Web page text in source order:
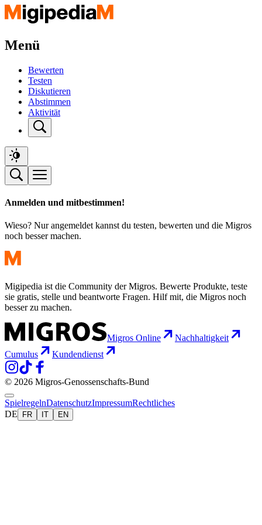
Menü
Bewerten
Testen
Diskutieren
Abstimmen
Aktivität
Anmelden und mitbestimmen!
Wieso? Nur angemeldet kannst du testen, bewerten und die Migros
noch besser machen.
Migipedia ist die Community der Migros. Bewerte Produkte, teste
sie gratis, stelle und beantworte Fragen. Hilf mit, die Migros noch
besser zu machen.
Migros Online
Nachhaltigkeit
Cumulus
Kundendienst
© 2026 Migros-Genossenschafts-Bund
SpielregelnDatenschutzImpressumRechtliches
DE
FR IT EN